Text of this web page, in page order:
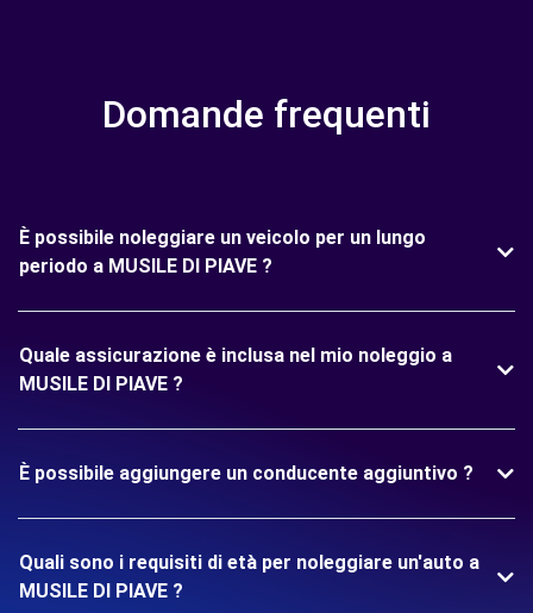
Domande frequenti
È possibile noleggiare un veicolo per un lungo
periodo a MUSILE DI PIAVE ?
Quale assicurazione è inclusa nel mio noleggio a
MUSILE DI PIAVE ?
È possibile aggiungere un conducente aggiuntivo ?
Quali sono i requisiti di età per noleggiare un'auto a
MUSILE DI PIAVE ?